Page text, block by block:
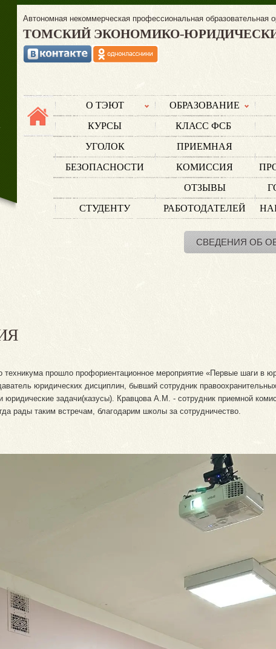
Автономная некоммерческая профессиональная образовательная
ТОМСКИЙ ЭКОНОМИКО-
О ТЭЮТ ОБРАЗОВАНИЕ
КУРСЫ
КЛАСС ФСБ
УГОЛОК
БЕЗОПАСНОСТИ
ПРИЕМНАЯ
КОМИССИЯ
СТУДЕНТУ
ОТЗЫВЫ
РАБОТОДАТЕЛЕЙ
СВЕДЕНИЯ ОБ
техникума прошло профориентационное мероприятие «Первые шаги
юридических дисциплин, бывший сотрудник
задачи(казусы). Кравцова А.М. - сотрудник приемной
рады таким встречам, благодарим школы за сотрудничество.